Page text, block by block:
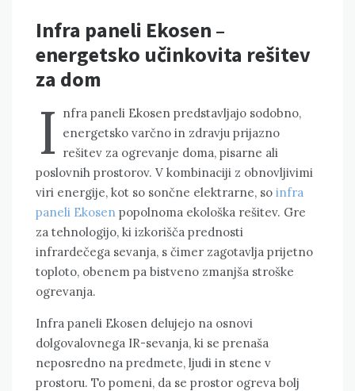
Infra paneli Ekosen –
energetsko učinkovita rešitev
za dom
I nfra paneli Ekosen predstavljajo sodobno,
energetsko varčno in zdravju prijazno
rešitev za ogrevanje doma, pisarne ali
poslovnih prostorov. V kombinaciji z obnovljivimi
viri energije, kot so sončne elektrarne, so infra
paneli Ekosen popolnoma ekološka rešitev. Gre
za tehnologijo, ki izkorišča prednosti
infrardečega sevanja, s čimer zagotavlja prijetno
toploto, obenem pa bistveno zmanjša stroške
ogrevanja.
Infra paneli Ekosen delujejo na osnovi
dolgovalovnega IR-sevanja, ki se prenaša
neposredno na predmete, ljudi in stene v
prostoru. To pomeni, da se prostor ogreva bolj